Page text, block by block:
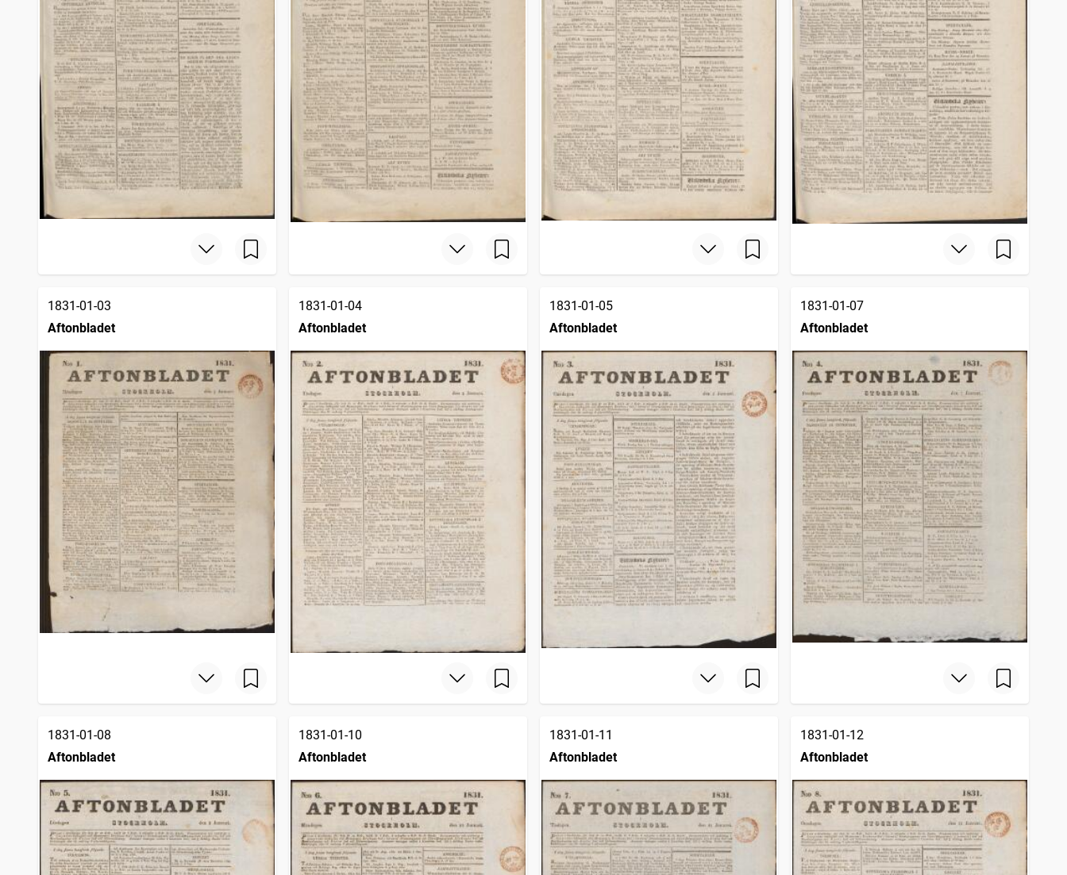
1831-01-03
Aftonbladet
1831-01-04
Aftonbladet
1831-01-05
Aftonbladet
1831-01-07
Aftonbladet
1831-01-08
Aftonbladet
1831-01-10
Aftonbladet
1831-01-11
Aftonbladet
1831-01-12
Aftonbladet